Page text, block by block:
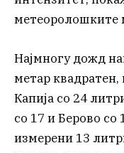
метеоролошките
Најмногу дожд
метар
Капија со 24
со 17 и Берово
измерени 13